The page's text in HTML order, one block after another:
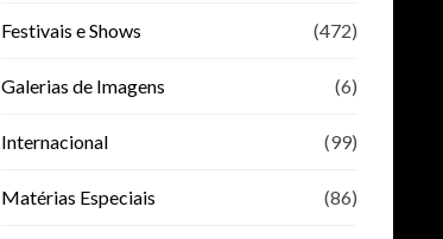
Festivais e Shows (472)
Galerias de Imagens (6)
Internacional (99)
Matérias Especiais (86)